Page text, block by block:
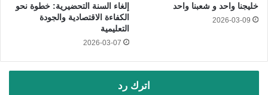
خليجنا واحد و شعبنا واحد
2026-03-09
إلغاء السنة التحضيرية: خطوة نحو
الكفاءة الاقتصادية والجودة
التعليمية
2026-03-07
اترك رد